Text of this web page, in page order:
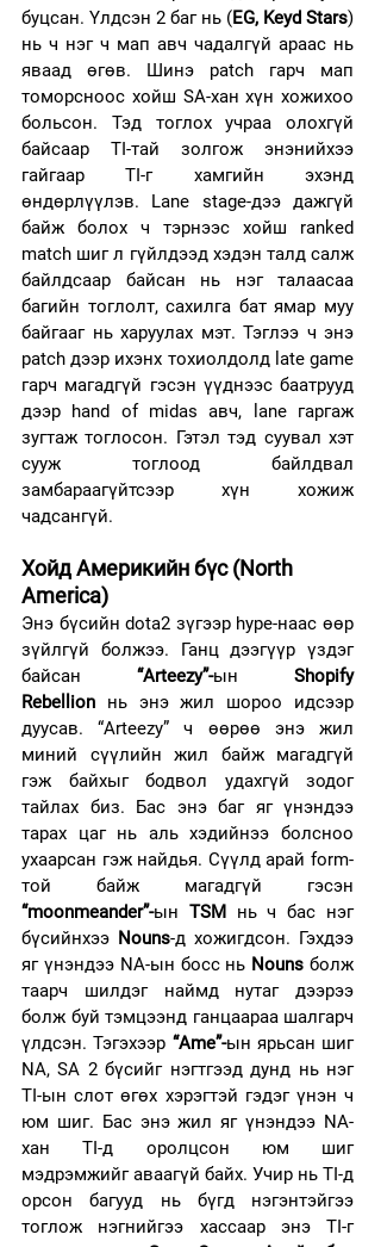
буцсан. Үлдсэн 2 баг нь (EG, Keyd Stars)
нь ч нэг ч мап авч чадалгүй араас нь
яваад өгөв. Шинэ patch гарч мап
томорсноос хойш SA-хан хүн хожихоо
больсон. Тэд тоглох учраа олохгүй
байсаар TI-тай золгож энэнийхээ
гайгаар TI-г хамгийн эхэнд
өндөрлүүлэв. Lane stage-дээ дажгүй
байж болох ч тэрнээс хойш ranked
match шиг л гүйлдээд хэдэн талд салж
байлдсаар байсан нь нэг талаасаа
багийн тоглолт, сахилга бат ямар муу
байгааг нь харуулах мэт. Тэглээ ч энэ
patch дээр ихэнх тохиолдолд late game
гарч магадгүй гэсэн үүднээс баатрууд
дээр hand of midas авч, lane гаргаж
зугтаж тоглосон. Гэтэл тэд суувал хэт
сууж тоглоод байлдвал
замбараагүйтсээр хүн хожиж
чадсангүй.
Хойд Америкийн бүс (North
America)
Энэ бүсийн dota2 зүгээр hype-наас өөр
зүйлгүй болжээ. Ганц дээгүүр үздэг
байсан “Arteezy”-ын Shopify
Rebellion нь энэ жил шороо идсээр
дуусав. “Arteezy” ч өөрөө энэ жил
миний сүүлийн жил байж магадгүй
гэж байхыг бодвол удахгүй зодог
тайлах биз. Бас энэ баг яг үнэндээ
тарах цаг нь аль хэдийнээ болсноо
ухаарсан гэж найдья. Сүүлд арай form-
“moonmeander”-ын TSM нь ч бас нэг
бүсийнхээ Nouns-д хожигдсон. Гэхдээ
яг үнэндээ NA-ын босс нь Nouns болж
таарч шилдэг наймд нутаг дээрээ
болж буй тэмцээнд ганцаараа шалгарч
үлдсэн. Тэгэхээр “Ame”-ын ярьсан шиг
NA, SA 2 бүсийг нэгтгээд дунд нь нэг
TI-ын слот өгөх хэрэгтэй гэдэг үнэн ч
юм шиг. Бас энэ жил яг үнэндээ NA-
хан TI-д оролцсон юм шиг
мэдрэмжийг аваагүй байх. Учир нь TI-д
орсон багууд нь бүгд нэгэнтэйгээ
тоглож нэгнийгээ хассаар энэ TI-г